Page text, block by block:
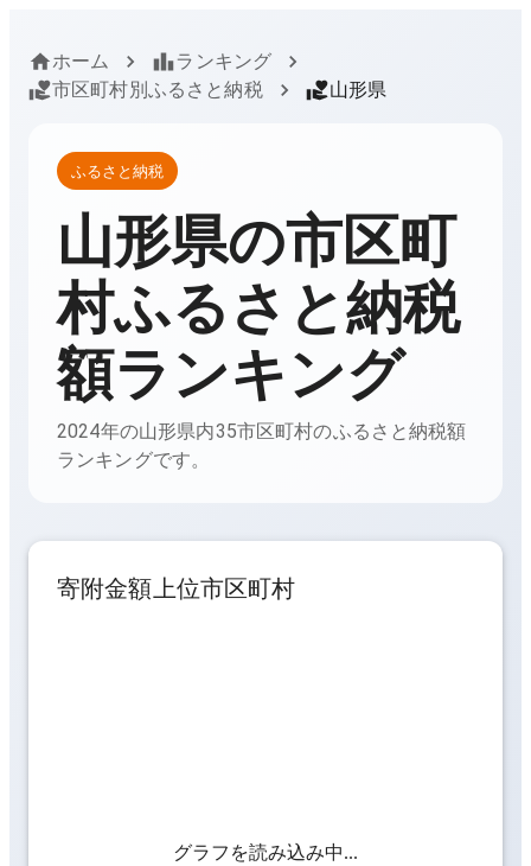
ホーム
ランキング
市区町村別ふるさと納税
山形県
ふるさと納税
山形県の市区町
村ふるさと納税
額ランキング
2024年の山形県内35市区町村のふるさと納税額
ランキングです。
寄附金額上位市区町村
グラフを読み込み中...